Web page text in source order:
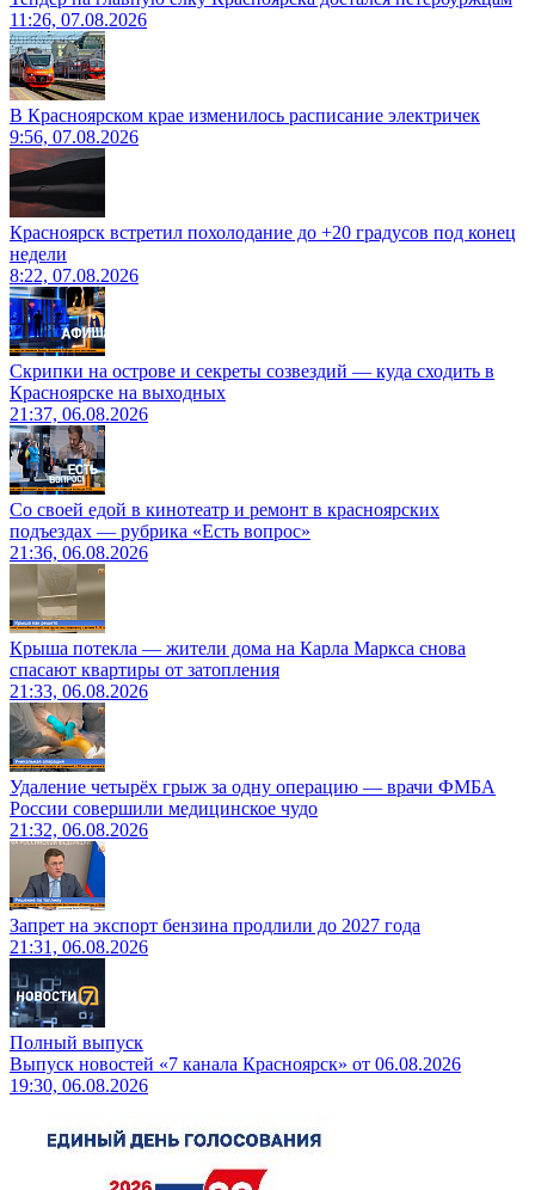
11:26, 07.08.2026
В Красноярском крае изменилось расписание электричек
9:56, 07.08.2026
Красноярск встретил похолодание до +20 градусов под конец
недели
8:22, 07.08.2026
Скрипки на острове и секреты созвездий — куда сходить в
Красноярске на выходных
21:37, 06.08.2026
Со своей едой в кинотеатр и ремонт в красноярских
подъездах — рубрика «Есть вопрос»
21:36, 06.08.2026
Крыша потекла — жители дома на Карла Маркса снова
спасают квартиры от затопления
21:33, 06.08.2026
Удаление четырёх грыж за одну операцию — врачи ФМБА
России совершили медицинское чудо
21:32, 06.08.2026
Запрет на экспорт бензина продлили до 2027 года
21:31, 06.08.2026
Полный выпуск
Выпуск новостей «7 канала Красноярск» от 06.08.2026
19:30, 06.08.2026